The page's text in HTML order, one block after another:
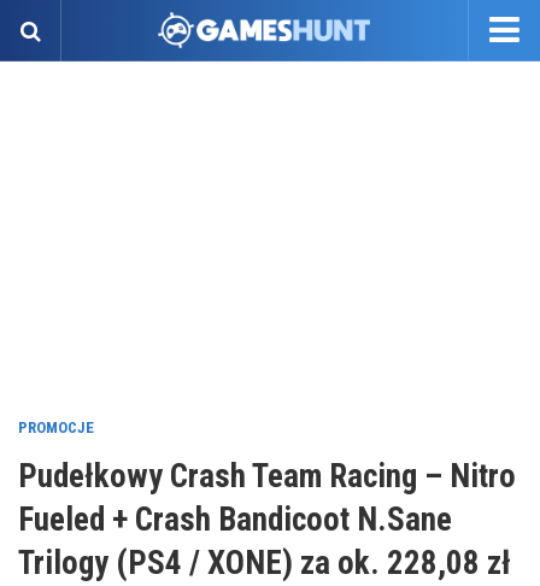
PROMOCJE
Pudełkowy Crash Team Racing – Nitro
Fueled + Crash Bandicoot N.Sane
Trilogy (PS4 / XONE) za ok. 228,08 zł